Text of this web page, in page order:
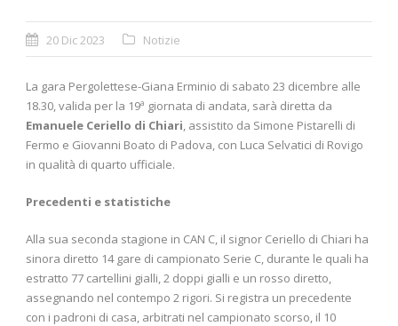
20 Dic 2023 Notizie
La gara Pergolettese-Giana Erminio di sabato 23 dicembre alle
18.30, valida per la 19ª giornata di andata, sarà diretta da
Emanuele Ceriello di Chiari, assistito da Simone Pistarelli di
Fermo e Giovanni Boato di Padova, con Luca Selvatici di Rovigo
in qualità di quarto ufficiale.
Precedenti e statistiche
Alla sua seconda stagione in CAN C, il signor Ceriello di Chiari ha
sinora diretto 14 gare di campionato Serie C, durante le quali ha
estratto 77 cartellini gialli, 2 doppi gialli e un rosso diretto,
assegnando nel contempo 2 rigori. Si registra un precedente
con i padroni di casa, arbitrati nel campionato scorso, il 10